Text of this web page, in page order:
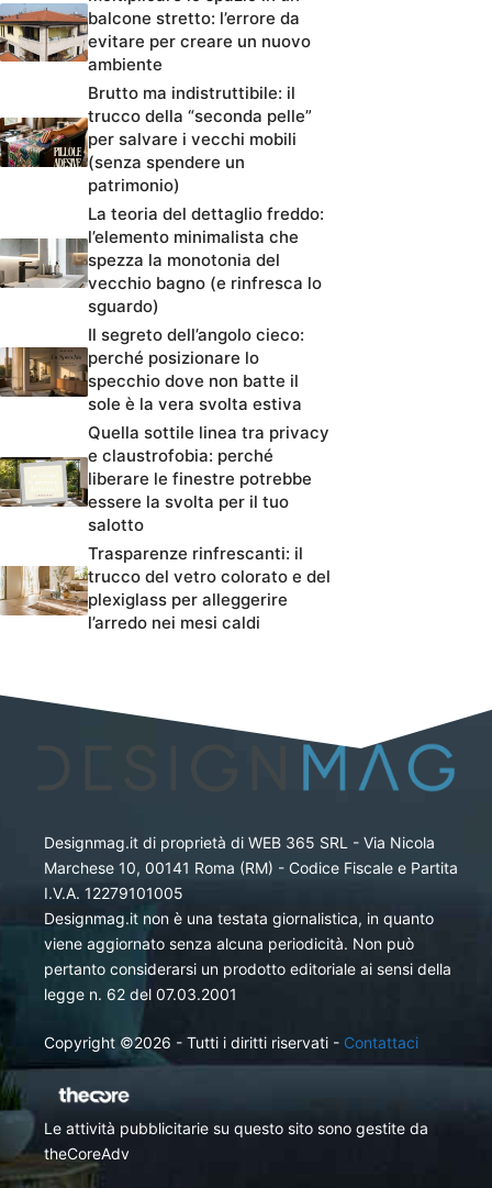
balcone stretto: l’errore da
evitare per creare un nuovo
ambiente
Brutto ma indistruttibile: il
trucco della “seconda pelle”
per salvare i vecchi mobili
(senza spendere un
patrimonio)
La teoria del dettaglio freddo:
l’elemento minimalista che
spezza la monotonia del
vecchio bagno (e rinfresca lo
sguardo)
Il segreto dell’angolo cieco:
perché posizionare lo
specchio dove non batte il
sole è la vera svolta estiva
Quella sottile linea tra privacy
e claustrofobia: perché
liberare le finestre potrebbe
essere la svolta per il tuo
salotto
Trasparenze rinfrescanti: il
trucco del vetro colorato e del
plexiglass per alleggerire
l’arredo nei mesi caldi
Designmag.it di proprietà di WEB 365 SRL - Via Nicola
Marchese 10, 00141 Roma (RM) - Codice Fiscale e Partita
I.V.A. 12279101005
Designmag.it non è una testata giornalistica, in quanto
viene aggiornato senza alcuna periodicità. Non può
pertanto considerarsi un prodotto editoriale ai sensi della
legge n. 62 del 07.03.2001
Copyright ©2026 - Tutti i diritti riservati - Contattaci
Le attività pubblicitarie su questo sito sono gestite da
theCoreAdv